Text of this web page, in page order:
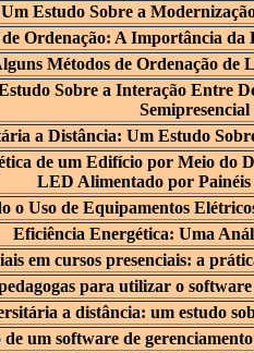
Estudo Sobre a
Ordenação: A Importância da
Métodos de Ordenação de
Sobre a Interação Entre
Semipresencial
a Distância: Um Estudo
de um Edifício por Meio do
LED Alimentado por Painéis
o Uso de Equipamentos
Eficiência Energética: Uma
em cursos presenciais: a
para utilizar o
a distância: um estudo
de um software de